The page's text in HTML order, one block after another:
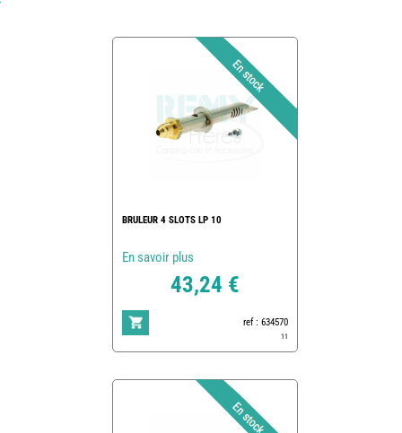
BRULEUR 4 SLOTS LP 10
En savoir plus
43,24 €
ref : 634570
11